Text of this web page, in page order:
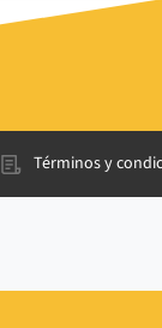
Términos y